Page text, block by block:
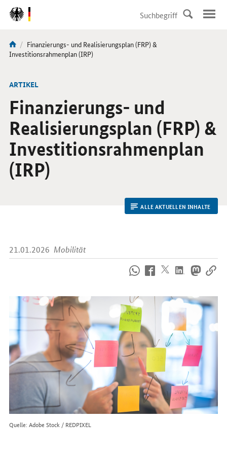
DirektZu:
Navigation
Sie
sind
Aktuelle
Seite:
Finanzierungs- und Realisierungsplan (FRP) &
Investitionsrahmenplan (IRP)
ARTIKEL
Finanzierungs- und
Realisierungsplan (FRP) &
Investitionsrahmenplan
(IRP)
ALLE AKTUELLEN INHALTE
21.01.2026 Mobilität
uns
Internet
Quelle: Adobe Stock / REDPIXEL